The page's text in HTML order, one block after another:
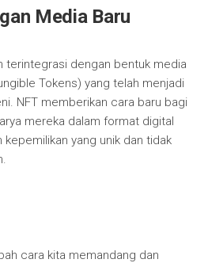
Media Baru
terintegrasi dengan bentuk media
Tokens) yang telah menjadi
NFT memberikan cara baru bagi
mereka dalam format digital
yang unik dan tidak
cara kita memandang dan